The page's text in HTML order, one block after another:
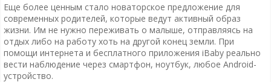
Еще более ценным стало новаторское предложение для
современных родителей, которые ведут активный образ
жизни. Им не нужно переживать о малыше, отправляясь на
отдых либо на работу хоть на другой конец земли. При
помощи интернета и бесплатного приложения iBaby реально
вести наблюдение через смартфон, ноутбук, любое Android-
устройство.